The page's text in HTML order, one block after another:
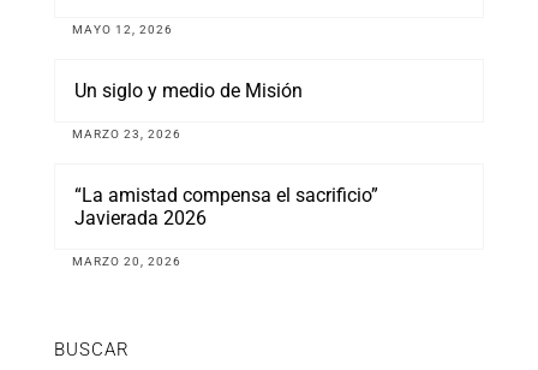
MAYO 12, 2026
Un siglo y medio de Misión
MARZO 23, 2026
“La amistad compensa el sacrificio”
Javierada 2026
MARZO 20, 2026
BUSCAR